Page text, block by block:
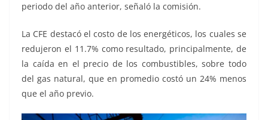
periodo del año anterior, señaló la comisión.
La CFE destacó el costo de los energéticos, los cuales se
redujeron el 11.7% como resultado, principalmente, de
la caída en el precio de los combustibles, sobre todo
del gas natural, que en promedio costó un 24% menos
que el año previo.